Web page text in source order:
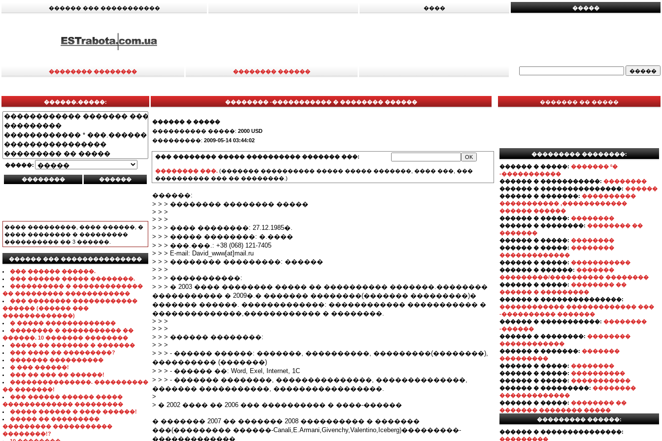
������ ��� ����������� ���� �����
�������� �������� �������� ������
������.�����:
�����:
���� ���������, ���� ������, �
���� �������� � ���������
���������� �� 3 ������.
������ ��� ���������������
��� ������ ������.
��� ������ ����� ��������.
���������� � �������������
�� ��������� ������������
��� �������� ������������
������ (������ ���
�������������)
� ����� �������������
�������� � ����������� ��
������. 10 ������� ��������
����� �� ������� � �������
��� ���� �� ���������?
������� ����������
� ��� ������!
��� �� ��� �� ������!
���������������. ����������
�� �������!
��� ������ ������ �����
������������� ���������
����� ������ � ���� ������!
����� �� ���������
��������� �����������
��������!?
�������� -����������� � �������� ������
������ � �����
���������� �����: 2000 USD
���������: 2009-05-14 03:44:02
��� �������� ����� ���������� ������� ���:
�������� ���. (������� ���������� ����� ����� �������, ���� ���, ���
���������� ��� �� ��������.)
������:
> > > �������� �������� �����
> > >
> > >
> > > ���� ��������: 27.12.1985�.
> > > ����� ��������: �.����
> > > ���.���.: +38 (068) 121-7405
> > > E-mail: David_www[at]mail.ru
> > > �������� ���������: ������
> > >
> > > �����������:
> > > � 2003 ���� �������� ����� �� ���������� �������.��������
����������� � 2009�.� ������� ��������(������� ���������)�
������� ������. �������������: ������������ ����������� �
��������������,������������ � ��������.
> > >
> > >
> > > ������ ��������:
> > >
> > > - ������ ������: �������, ����������, ���������(��������),
���������� (�������)
> > > - ������ ��: Word, Exel, Internet, 1C
> > > - ������� ��������, ���������������, ��������������,
������� �����������, �����������������.
>
> � 2002 ���� �� 2006 ��� ���������� � ����-������
� ������� 2007 �� ������� 2008 ���������� � �������
���(��������� ������-Canali,E.Armani,Givenchy,Valentino,Iceberg)���������-
�������������
������� �� �����
��������� ��������:
������ � �����: ������� º�
-�����������
������ � �����������: ��������
������ � ���������������: ������
������ � �������: ����������
����������� ,������������
������ ������
������ � �����: ��������
������ � ��������: �������� ��
�������
������ � �����: ��������
������ � �����: ��������
�������������
������ � �����: �����������
������ � ������: �������
���������/���������� ��������
������ � �����: �������� ��
������ � ���������
������ � ���������������:
������������ ������������� ���
-���������� �������
������ � �����������: ��������
-������
������ � ��������: ��������
������������
������ � �������: �������
���������
������ � �����: ��������
������ � �����: ����������
������ � �����: �����������
������ � ���������: ��������
�������������
������ � �����: �������� ��
������� �������� �����
��������� ������:
������ � ���������������:
���������